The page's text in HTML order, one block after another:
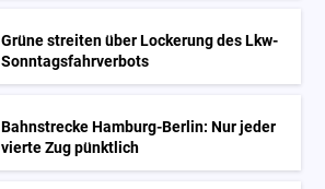
Grüne streiten über Lockerung des Lkw-
Sonntagsfahrverbots
Bahnstrecke Hamburg-Berlin: Nur jeder
vierte Zug pünktlich